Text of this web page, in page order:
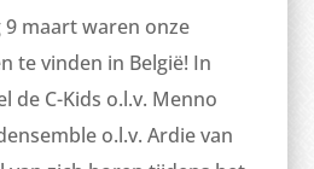
maart waren onze
te vinden in België! In
de C-Kids o.l.v. Menno
o.l.v. Ardie van